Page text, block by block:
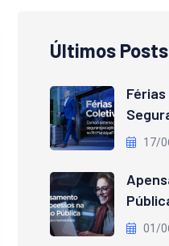
Últimos Posts
17/
01/